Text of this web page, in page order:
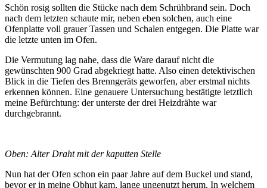
Schön rosig sollten die Stücke nach dem Schrühbrand sein. Doch
nach dem letzten schaute mir, neben eben solchen, auch eine
Ofenplatte voll grauer Tassen und Schalen entgegen. Die Platte war
die letzte unten im Ofen.
Die Vermutung lag nahe, dass die Ware darauf nicht die
gewünschten 900 Grad abgekriegt hatte. Also einen detektivischen
Blick in die Tiefen des Brenngeräts geworfen, aber erstmal nichts
erkennen können. Eine genauere Untersuchung bestätigte letztlich
meine Befürchtung: der unterste der drei Heizdrähte war
durchgebrannt.
Oben: Alter Draht mit der kaputten Stelle
Nun hat der Ofen schon ein paar Jahre auf dem Buckel und stand,
bevor er in meine Obhut kam, lange ungenutzt herum. In welchem